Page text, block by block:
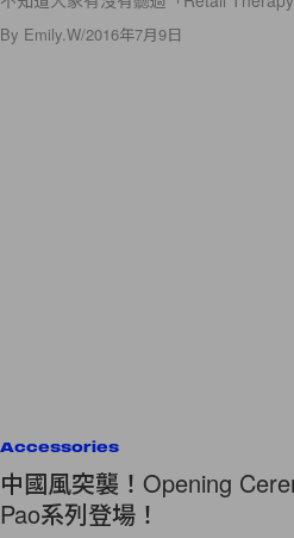
By Emily.W/2016年7月9日
Accessories
中國風突襲！Opening
Pao系列登場！